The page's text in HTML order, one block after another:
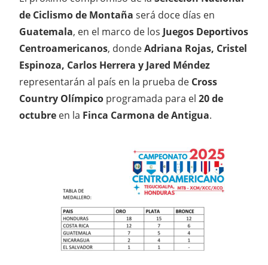
de Ciclismo de Montaña será doce días en
Guatemala, en el marco de los Juegos Deportivos
Centroamericanos, dondeAdriana Rojas, Cristel
Espinoza, Carlos Herrera y Jared Méndez
representarán al país en la prueba de Cross
Country Olímpico programada para el 20 de
octubre en la Finca Carmona de Antigua.